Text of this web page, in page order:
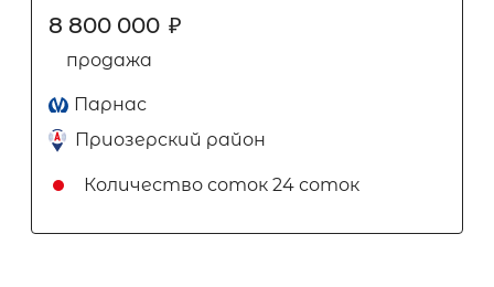
8 800 000 ₽
продажа
Парнас
Приозерский район
Количество соток 24 соток